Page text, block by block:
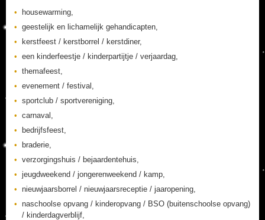
housewarming,
geestelijk en lichamelijk gehandicapten,
kerstfeest / kerstborrel / kerstdiner,
een kinderfeestje / kinderpartijtje / verjaardag,
themafeest,
evenement / festival,
sportclub / sportvereniging,
carnaval,
bedrijfsfeest,
braderie,
verzorgingshuis / bejaardentehuis,
jeugdweekend / jongerenweekend / kamp,
nieuwjaarsborrel / nieuwjaarsreceptie / jaaropening,
naschoolse opvang / kinderopvang / BSO (buitenschoolse opvang)
/ kinderdagverblijf,